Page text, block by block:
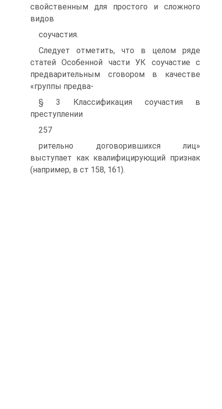
свойственным для простого и сложного
видов
соучастия.
Следует отметить, что в целом ряде
статей Особенной части УК соучастие с
предварительным сговором в качестве
«группы предва-
§ 3 Классификация соучастия в
преступлении
257
рительно договорившихся лиц»
выступает как квалифицирующий признак
(например, в ст 158, 161).